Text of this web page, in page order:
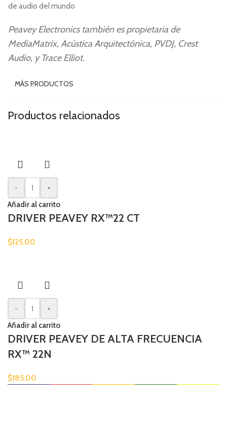
de audio del mundo
Peavey Electronics también es propietaria de
MediaMatrix, Acústica Arquitectónica, PVDJ, Crest
Audio, y Trace Elliot.
MÁS PRODUCTOS
Productos relacionados
-
+
Añadir al carrito
DRIVER PEAVEY RX™22 CT
$125.00
-
+
Añadir al carrito
DRIVER PEAVEY DE ALTA FRECUENCIA
RX™ 22N
$185.00